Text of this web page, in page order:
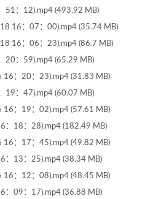
：12).mp4 (493.92 MB)
16：07：00).mp4 (35.74 MB)
16：06：23).mp4 (86.7 MB)
：59).mp4 (65.29 MB)
：20：23).mp4 (31.83 MB)
：47).mp4 (60.07 MB)
：19：02).mp4 (57.61 MB)
18：28).mp4 (182.49 MB)
：17：45).mp4 (49.82 MB)
13：25).mp4 (38.34 MB)
：12：08).mp4 (48.45 MB)
09：17).mp4 (36.88 MB)